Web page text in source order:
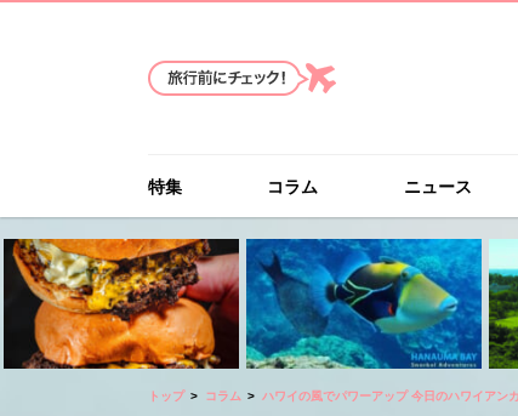
特集 コラム ニュース
トップ コラム ハワイの風でパワーアップ 今日のハワイアン